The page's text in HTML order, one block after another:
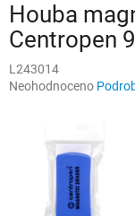
Houba
Centropen
L243014
Průměrné
hvězdiček.
Neohodnoceno